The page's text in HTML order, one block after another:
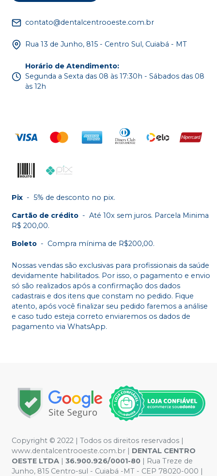
contato@dentalcentrooeste.com.br
Rua 13 de Junho, 815 - Centro Sul, Cuiabá - MT
Horário de Atendimento:
Segunda a Sexta das 08 às 17:30h - Sábados das 08
às 12h
Pix - 5% de desconto no pix.
Cartão de crédito - Até 10x sem juros. Parcela Minima
R$ 200,00.
Boleto - Compra mínima de R$200,00.
Nossas vendas são exclusivas para profissionais da saúde
devidamente habilitados. Por isso, o pagamento e envio
só são realizados após a confirmação dos dados
cadastrais e dos itens que constam no pedido. Fique
atento, após você finalizar seu pedido faremos a análise
e caso tudo esteja correto enviaremos os dados de
pagamento via WhatsApp.
Copyright © 2022 | Todos os direitos reservados |
www.dentalcentrooeste.com.br | DENTAL CENTRO
OESTE LTDA | 36.900.926/0001-80 | Rua Treze de
Junho, 815 Centro-sul - Cuiabá -MT - CEP 78020-000 |